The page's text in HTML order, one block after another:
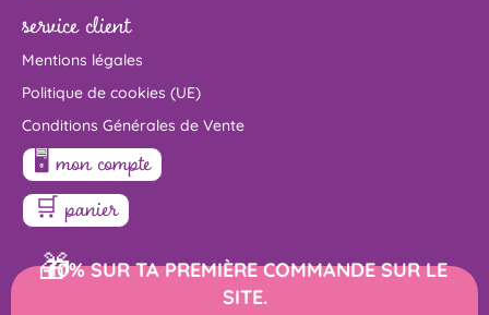
service client
Mentions légales
Politique de cookies (UE)
Conditions Générales de Vente
🖥 mon compte
🛒 panier
🎁
-10% SUR TA PREMIÈRE COMMANDE SUR LE
SITE.